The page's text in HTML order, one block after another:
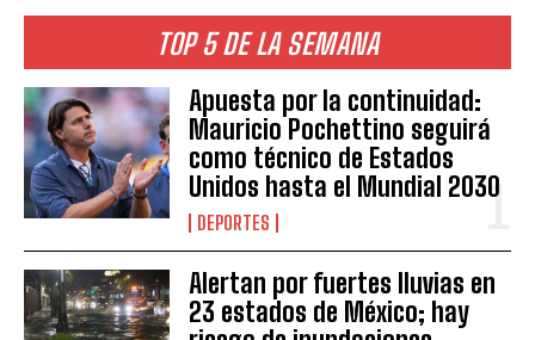
TOP 5 DE LA SEMANA
Apuesta por la continuidad:
Mauricio Pochettino seguirá
como técnico de Estados
Unidos hasta el Mundial 2030
DEPORTES
Alertan por fuertes lluvias en
23 estados de México; hay